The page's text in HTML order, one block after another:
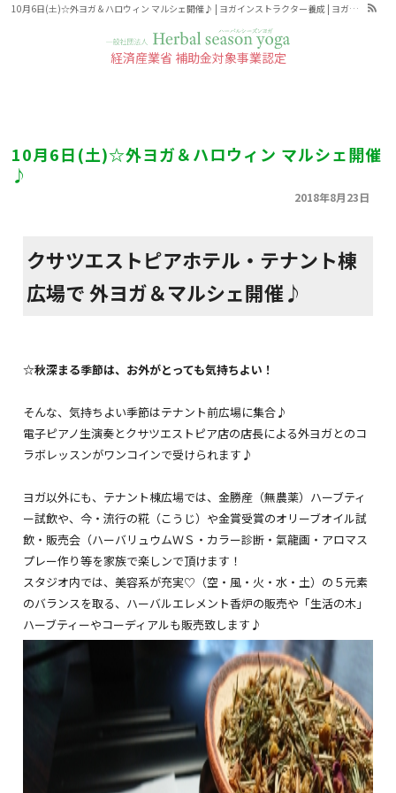
10月6日(土)☆外ヨガ＆ハロウィン マルシェ開催♪ | ヨガインストラクター養成 | ヨガ教室指導者育生講座
経済産業省 補助金対象事業認定
10月6日(土)☆外ヨガ＆ハロウィン マルシェ開催
♪
2018年8月23日
クサツエストピアホテル・テナント棟
広場で 外ヨガ＆マルシェ開催♪
☆秋深まる季節は、お外がとっても気持ちよい！
そんな、気持ちよい季節はテナント前広場に集合♪
電子ピアノ生演奏とクサツエストピア店の店長による外ヨガとのコ
ラボレッスンがワンコインで受けられます♪
ヨガ以外にも、テナント棟広場では、金勝産（無農薬）ハーブティ
ー試飲や、今・流行の糀（こうじ）や金賞受賞のオリーブオイル試
飲・販売会（ハーバリュウムＷＳ・カラー診断・氣龍画・アロマス
プレー作り等を家族で楽しンで頂けます！
スタジオ内では、美容系が充実♡（空・風・火・水・土）の５元素
のバランスを取る、ハーバルエレメント香炉の販売や「生活の木」
ハーブティーやコーディアルも販売致します♪
四季のヨガポーズ
タブレット・スマホで自分の空いた
受講生の声
ハーバルチェア（椅子）ヨガ講座
ヨモギハーブ蒸し・ハーバルテント
講習会
出張ヨガ教室（企業様・個人様）福
利厚生でのご利用
イベント情報
メディア情報
Herbal season yogaⓇ受講可能な認
定スタジオ
各ヨガ講座・ヨガクラス開催場所へ
のアクセス
法人概要
理事・認定講師